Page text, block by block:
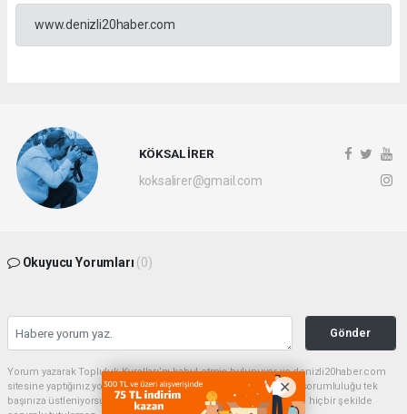
www.denizli20haber.com
KÖKSAL İRER
koksalirer@gmail.com
Okuyucu Yorumları (0)
Gönder
Yorum yazarak Topluluk Kuralları’nı kabul etmiş bulunuyor ve denizli20haber.com
sitesine yaptığınız yorumunuzla ilgili doğrudan veya dolaylı tüm sorumluluğu tek
başınıza üstleniyorsunuz. Yazılan tüm yorumlardan site yönetimi hiçbir şekilde